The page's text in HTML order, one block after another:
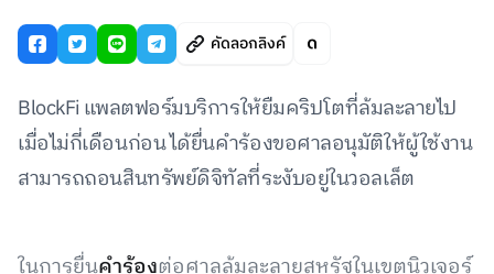
คัดลอกลิงค์
BlockFi แพลตฟอร์มบริการให้ยืมคริปโตที่ล้มละลายไป
เมื่อไม่กี่เดือนก่อน ได้ยื่นคำร้องขอศาลอนุมัติให้ผู้ใช้งาน
สามารถถอนสินทรัพย์ดิจิทัลที่ระงับอยู่ในวอลเล็ต
ในการยื่นคำร้องต่อศาลล้มละลายสหรัฐในเขตนิวเจอร์